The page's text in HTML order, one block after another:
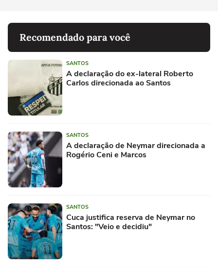
Recomendado para você
SANTOS
A declaração do ex-lateral Roberto
Carlos direcionada ao Santos
SANTOS
A declaração de Neymar direcionada a
Rogério Ceni e Marcos
SANTOS
Cuca justifica reserva de Neymar no
Santos: "Veio e decidiu"